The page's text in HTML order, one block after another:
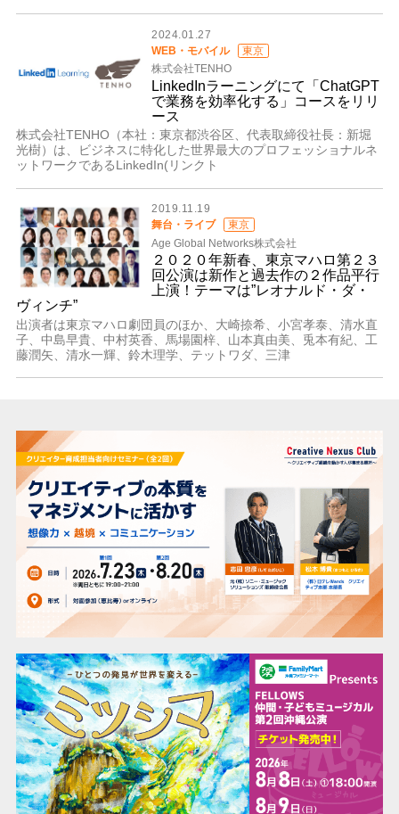
2024.01.27
WEB・モバイル
東京
株式会社TENHO
LinkedInラーニングにて「ChatGPT
で業務を効率化する」コースをリリ
ース
株式会社TENHO（本社：東京都渋谷区、代表取締役社長：新堀
光樹）は、ビジネスに特化した世界最大のプロフェッショナルネ
ットワークであるLinkedIn(リンクト
2019.11.19
舞台・ライブ
東京
Age Global Networks株式会社
２０２０年新春、東京マハロ第２３
回公演は新作と過去作の２作品平行
上演！テーマは”レオナルド・ダ・
ヴィンチ”
出演者は東京マハロ劇団員のほか、大崎捺希、小宮孝泰、清水直
子、中島早貴、中村英香、馬場園梓、山本真由美、兎本有紀、工
藤潤矢、清水一輝、鈴木理学、テットワダ、三津